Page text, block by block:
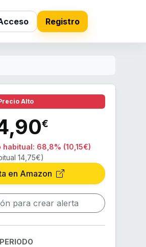
Registro
Alto
€
habitual: 68,8% (10,15€)
14,75€)
en Amazon
para crear alerta